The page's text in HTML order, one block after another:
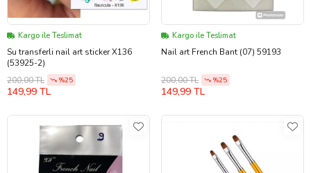
Kargo ile Teslimat
Su transferli nail art sticker X136
(53925-2)
200,00 TL
%25
149,99 TL
Kargo ile Teslimat
Nail art French Bant (07) 59193
200,00 TL %25
149,99 TL